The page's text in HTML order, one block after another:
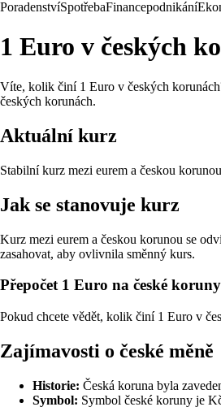
PoradenstvíSpotřebaFinancepodnikání
1 Euro v českých
Víte, kolik činí 1 Euro v českých
českých korunách.
Aktuální kurz
Stabilní kurz mezi eurem a českou
Jak se stanovuje kurz
Kurz mezi eurem a českou korunou se
zasahovat, aby ovlivnila směnný kurs.
Přepočet 1 Euro na české koruny
Pokud chcete vědět, kolik činí 1 Euro v
Zajímavosti o české měně
Historie: Česká koruna byla
Symbol: Symbol české koruny je